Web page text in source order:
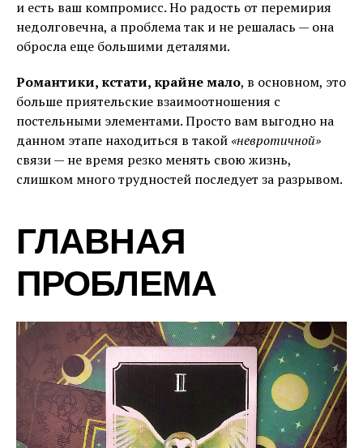
и есть ваш компромисс. Но радость от перемирия
недолговечна, а проблема так и не решалась — она
обросла еще большими деталями.
Романтики, кстати, крайне мало, в основном, это
больше приятельские взаимоотношения с
постельными элементами. Просто вам выгодно на
данном этапе находиться в такой «невротичной»
связи — не время резко менять свою жизнь,
слишком много трудностей последует за разрывом.
ГЛАВНАЯ
ПРОБЛЕМА